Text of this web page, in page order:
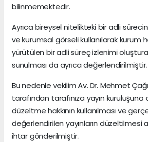
bilinmemektedir.
Ayrıca bireysel nitelikteki bir adli
ve kurumsal görseli kullanılarak kurum
yürütülen bir adli süreç izlenimi
sunulması da ayrıca değerlendirilmiştir.
Bu nedenle vekilim Av. Dr. Mehmet
tarafından tarafınıza yayın
düzeltme hakkının kullanılması ve
değerlendirilen yayınların düzeltilmesi
ihtar gönderilmiştir.